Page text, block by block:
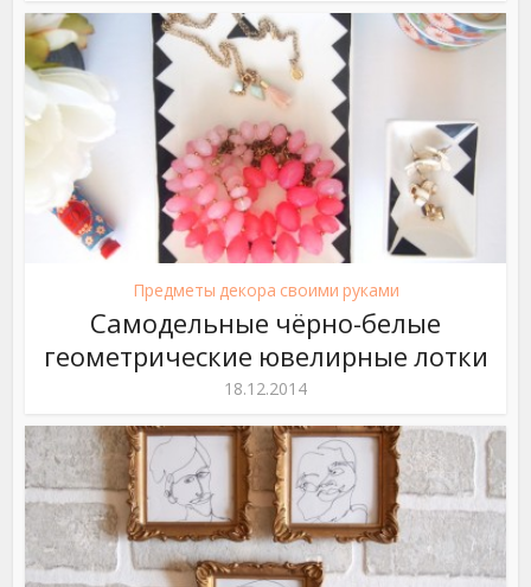
Предметы декора своими руками
Самодельные чёрно-белые
геометрические ювелирные лотки
18.12.2014